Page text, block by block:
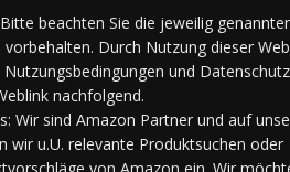
beachten Sie die jeweilig
vorbehalten. Durch Nutzung dieser
Nutzungsbedingungen und
nachfolgend.
Wir sind Amazon Partner und auf
wir u.U. relevante Produktsuchen oder